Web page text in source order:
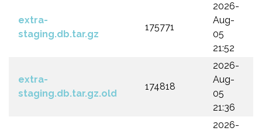
extra-
staging.db.tar.gz
175771
2026-
Aug-
05
21:52
extra-
staging.db.tar.gz.old
174818
2026-
Aug-
05
21:36
2026-